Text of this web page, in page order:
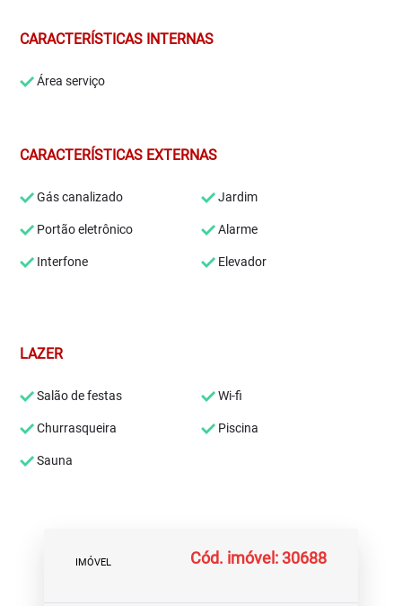
CARACTERÍSTICAS INTERNAS
Área serviço
CARACTERÍSTICAS EXTERNAS
Gás canalizado Jardim
Portão eletrônico Alarme
Interfone Elevador
LAZER
Salão de festas Wi-fi
Churrasqueira Piscina
Sauna
IMÓVEL Cód. imóvel: 30688